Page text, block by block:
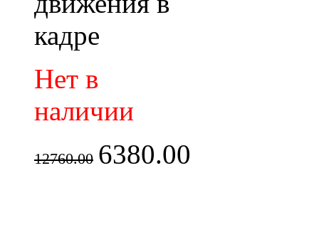
кадре
Нет в
наличии
12760.00 6380.00